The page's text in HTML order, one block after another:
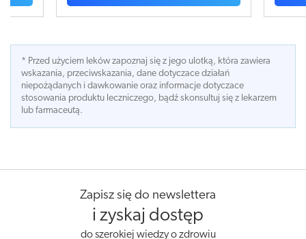
* Przed użyciem leków zapoznaj się z jego ulotką, która zawiera
wskazania, przeciwskazania, dane dotyczace działań
niepożądanych i dawkowanie oraz informacje dotyczace
stosowania produktu leczniczego, bądź skonsultuj się z lekarzem
lub farmaceutą.
Zapisz się do newslettera
i zyskaj dostęp
do szerokiej wiedzy o zdrowiu